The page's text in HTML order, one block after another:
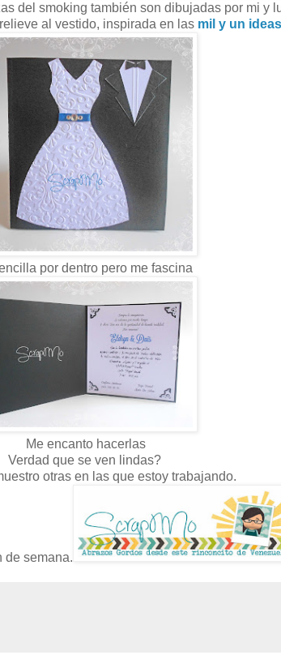
del smoking también son dibujadas por mi y
al vestido, inspirada en las mil y un
por dentro pero me fascina
Me encanto hacerlas
Verdad que se ven lindas?
otras en las que estoy trabajando.
de semana.